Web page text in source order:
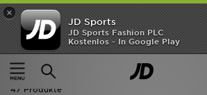
×
JD Sports
JD Sports Fashion PLC
Kostenlos - In Google Play
Startseite
PUMA Fußballschuhe
PUMA Fußballschuhe
47 Produkte
Startseite
ANGEBOTE
Marken